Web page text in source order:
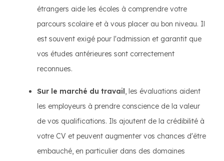
étrangers aide les écoles à comprendre votre
parcours scolaire et à vous placer au bon niveau. Il
est souvent exigé pour l'admission et garantit que
vos études antérieures sont correctement
reconnues.
Sur le marché du travail, les évaluations aident
les employeurs à prendre conscience de la valeur
de vos qualifications. Ils ajoutent de la crédibilité à
votre CV et peuvent augmenter vos chances d'être
embauché, en particulier dans des domaines